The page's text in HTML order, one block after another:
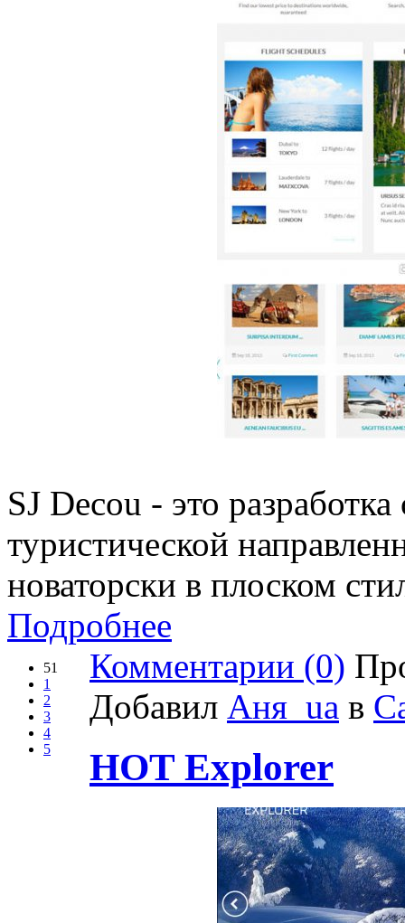
SJ Decou - это
туристической
новаторски в плоском
Подробнее
51
1
2
3
4
5
Комментарии (0)
Добавил Аня_ua в
HOT Explorer